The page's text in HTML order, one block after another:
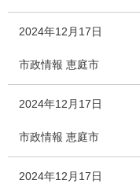
2024年12月17日
市政情報 恵庭市
2024年12月17日
市政情報 恵庭市
2024年12月17日